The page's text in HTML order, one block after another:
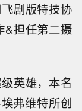
剧版特技协
&担任第二摄
英雄，本名
弗维特所创